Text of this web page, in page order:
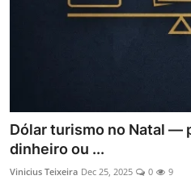
Dólar turismo no Natal —
dinheiro ou ...
Vinicius Teixeira Dec 25, 2025 0 9